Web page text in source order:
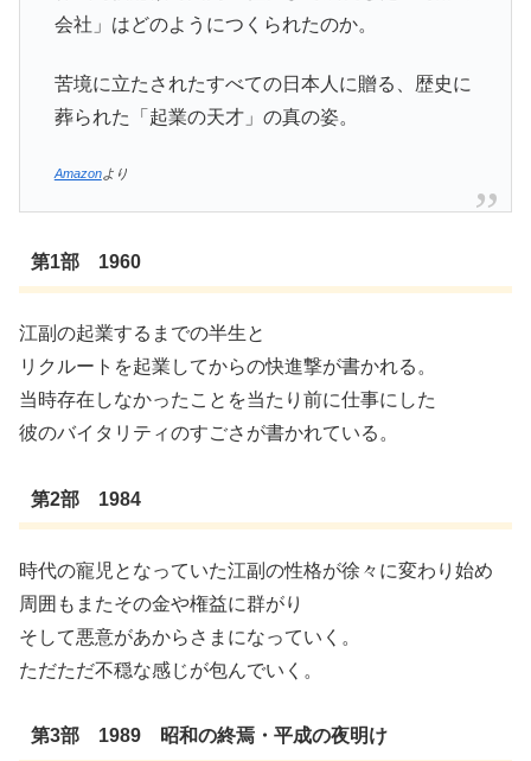
会社」はどのようにつくられたのか。
苦境に立たされたすべての日本人に贈る、歴史に
葬られた「起業の天才」の真の姿。
Amazonより
第1部 1960
江副の起業するまでの半生と
リクルートを起業してからの快進撃が書かれる。
当時存在しなかったことを当たり前に仕事にした
彼のバイタリティのすごさが書かれている。
第2部 1984
時代の寵児となっていた江副の性格が徐々に変わり始め
周囲もまたその金や権益に群がり
そして悪意があからさまになっていく。
ただただ不穏な感じが包んでいく。
第3部 1989 昭和の終焉・平成の夜明け